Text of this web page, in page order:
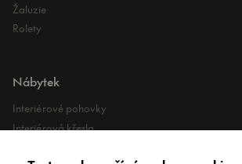
Žaluzie
Rolety
Nábytek
Interiérové pohovky
Interiérová křesla